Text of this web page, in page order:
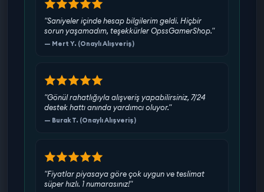
"Saniyeler içinde hesap bilgilerim geldi. Hiçbir
sorun yaşamadım, teşekkürler OpssGamerShop."
— Mert Y. (Onaylı Alışveriş)
"Gönül rahatlığıyla alışveriş yapabilirsiniz, 7/24
destek hattı anında yardımcı oluyor."
— Burak T. (Onaylı Alışveriş)
"Fiyatlar piyasaya göre çok uygun ve teslimat
süper hızlı. 1 numarasınız!"